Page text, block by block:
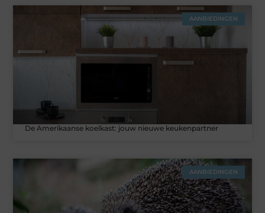
AANBIEDINGEN
De Amerikaanse koelkast: jouw nieuwe keukenpartner
AANBIEDINGEN